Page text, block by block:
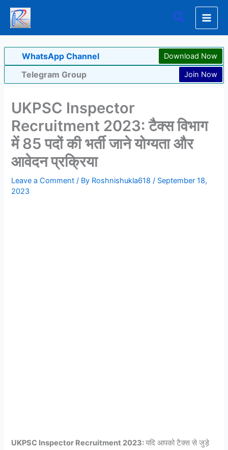
Skip
content
Search
WhatsApp Channel Download Now
Telegram Group Join Now
UKPSC Inspector
Recruitment 2023: टैक्स विभाग
में 85 पदों की भर्ती जाने योग्यता और
आवेदन प्रक्रिया
Leave a Comment / By Roshnishukla618/ September 18,
2023
UKPSC Inspector Recruitment 2023:यदि आपको टैक्स से जुड़े